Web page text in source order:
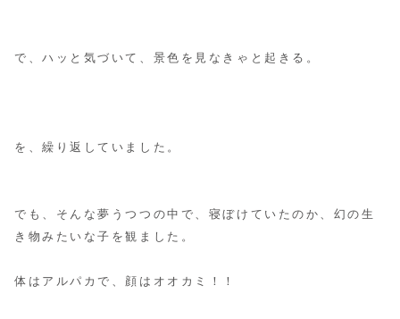
で、ハッと気づいて、景色を見なきゃと起きる。
を、繰り返していました。
でも、そんな夢うつつの中で、寝ぼけていたのか、幻の生
き物みたいな子を観ました。
体はアルパカで、顔はオオカミ！！